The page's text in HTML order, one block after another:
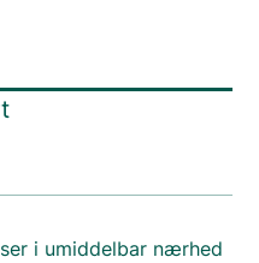
i umiddelbar nærhed